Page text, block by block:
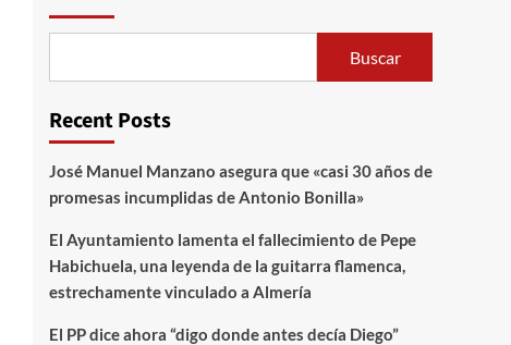
Buscar
Recent Posts
José Manuel Manzano asegura que «casi 30 años de
promesas incumplidas de Antonio Bonilla»
El Ayuntamiento lamenta el fallecimiento de Pepe
Habichuela, una leyenda de la guitarra flamenca,
estrechamente vinculado a Almería
El PP dice ahora “digo donde antes decía Diego”